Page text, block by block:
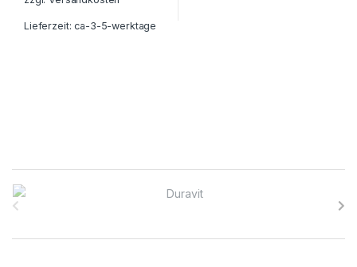
Lieferzeit:ca-3-5-werktage